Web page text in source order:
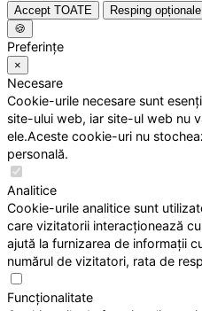
Accept TOATE Resping opționale
🍪
Preferințe
×
Necesare
Cookie-urile necesare sunt
site-ului web, iar site-ul web nu
ele.Aceste cookie-uri nu
personală.
Analitice
Cookie-urile analitice sunt
care vizitatorii interacționează
ajută la furnizarea de informații
numărul de vizitatori, rata de
Funcționalitate